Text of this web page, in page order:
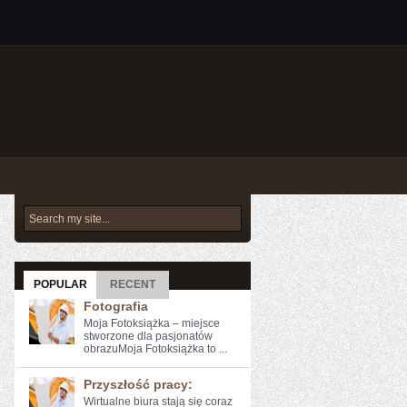
POPULAR RECENT
Fotografia
Moja Fotoksiążka – miejsce
stworzone dla pasjonatów
obrazuMoja Fotoksiążka to ...
Przyszłość pracy:
Wirtualne biura‍ stają się ​coraz